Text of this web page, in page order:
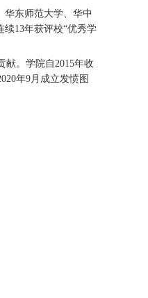
华东师范大学、华中
13年获评校“优秀学
献。学院自2015年收
年9月成立发愤图